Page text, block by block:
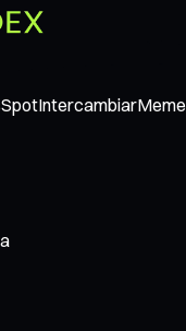
SpotIntercambiarMeme